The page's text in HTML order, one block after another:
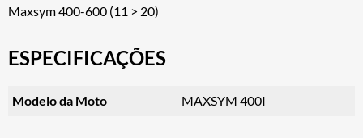
Maxsym 400-600 (11 > 20)
ESPECIFICAÇÕES
Modelo da Moto MAXSYM 400I